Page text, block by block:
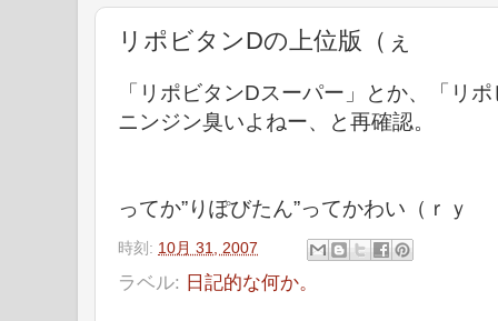
リポビタンDの上位版（ぇ
「リポビタンDスーパー」とか、「リ
ニンジン臭いよねー、と再確認。
ってか”りぽびたん”ってかわい（ｒｙ
時刻: 10月 31, 2007
ラベル: 日記的な何か。